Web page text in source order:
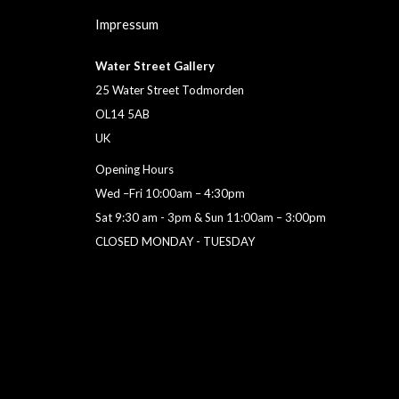
Impressum
Water Street Gallery
25 Water Street Todmorden
OL14 5AB
UK
Opening Hours
Wed –Fri 10:00am – 4:30pm
Sat 9:30 am - 3pm & Sun 11:00am – 3:00pm
CLOSED MONDAY - TUESDAY